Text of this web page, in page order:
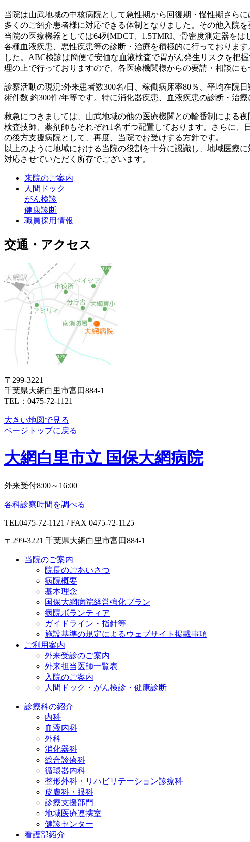
当院は山武地域の中核病院として急性期から回復期・慢性期さら
多くのご紹介患者様に対応できる体制となりました。その他入院
当院の医療機器としては64列MDCT、1.5TMRI、骨密度測定器を
各種血液疾患、悪性疾患等の診断・治療を積極的に行っておりま
した。ABC検診は簡便で安価な血液検査で胃がん発生リスクを把
理の上で行っておりますので、各医療機関様からの要請・相談に
診察活動の現況:外来患者数300名/日、稼働病床率80％、平均在院
術件数 約300件/年等です。特に消化器疾患、血液疾患の診断・治
救急につきましては、山武地域の他の医療機関との輪番制による
検査技師、薬剤師もそれぞれ1名ずつ配置しております。さらに
の後方支援病院として、再度、当院でお受けする方針です。
以上のように地域における当院の役割を十分に認識し、地域医療
対応させていただく所存でございます。
来院のご案内
人間ドック
がん検診
健康診断
職員採用情報
交通・アクセス
〒299-3221
千葉県大網白里市富田884-1
TEL：0475-72-1121
大きい地図で見る
ページトップに戻る
大網白里市立 国保大網病院
外来受付8:00～16:00
各科診察時間を調べる
TEL0475-72-1121 / FAX 0475-72-1125
〒299-3221 千葉県大網白里市富田884-1
当院のご案内
院長のごあいさつ
病院概要
基本理念
国保大網病院経営強化プラン
病院ボランティア
ガイドライン・指針等
施設基準の規定によるウェブサイト掲載事項
ご利用案内
外来受診のご案内
外来担当医師一覧表
入院のご案内
人間ドック・がん検診・健康診断
診療科の紹介
内科
血液内科
外科
消化器科
総合診療科
循環器内科
整形外科・リハビリテーション診療科
皮膚科・眼科
診療支援部門
地域医療連携室
健診センター
看護部紹介